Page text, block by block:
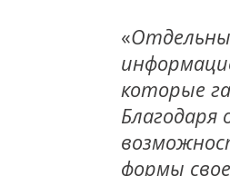
«
которые
формы